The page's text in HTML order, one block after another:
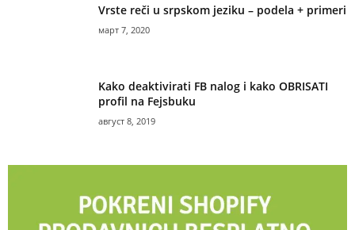
Vrste reči u srpskom jeziku – podela + primeri
март 7, 2020
Kako deaktivirati FB nalog i kako OBRISATI
profil na Fejsbuku
август 8, 2019